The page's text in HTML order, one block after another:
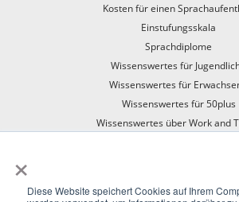
×
Diese Website speichert Cookies auf Ihrem
Kosten für einen
Einstufungsskala
Sprachdiplome
Wissenswertes für
Wissenswertes für
Wissenswertes für 50plus
Wissenswertes über Work and